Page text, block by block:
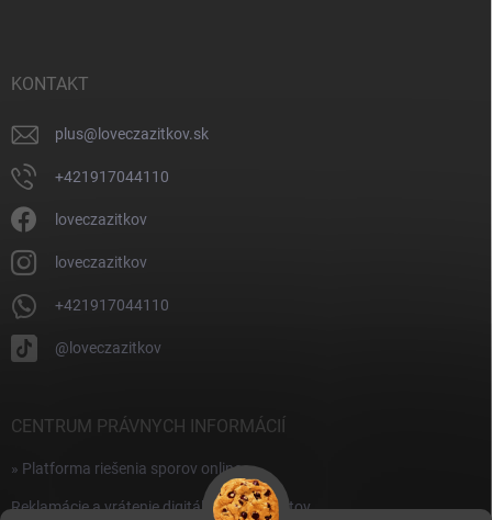
KONTAKT
plus@ loveczazitkov.sk
+421917044110
loveczazitkov
loveczazitkov
+421917044110
@loveczazitkov
CENTRUM PRÁVNYCH INFORMÁCIÍ
» Platforma riešenia sporov online
Reklamácie a vrátenie digitálnych produktov